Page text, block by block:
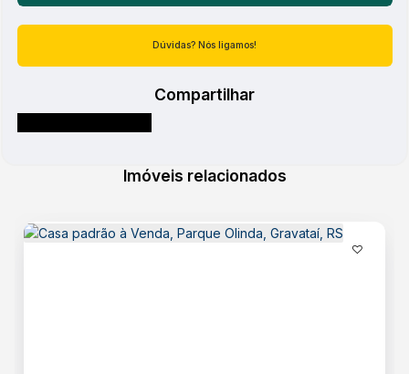
Dúvidas? Nós ligamos!
Compartilhar
Imóveis relacionados